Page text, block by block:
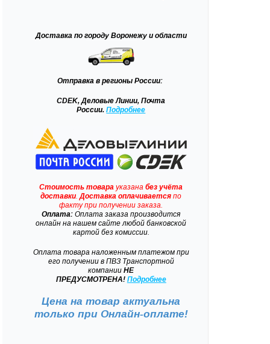
Доставкапо городу Воронежу и области
Отправка в регионы России:
CDEK, Деловые Линии, Почта
России.Подробнее
Стоимость товара указанабез учёта
доставки .Доставка оплачивается по
факту при получении заказа.
Оплата: Оплата заказа производится
онлайн на нашем сайте любой банковской
картой без комиссии.
Оплата товара наложенным платежом при
его получении в ПВЗ Транспортной
компании НЕ
ПРЕДУСМОТРЕНА! Подробнее
Цена на товар актуальна
только при Онлайн-оплате!